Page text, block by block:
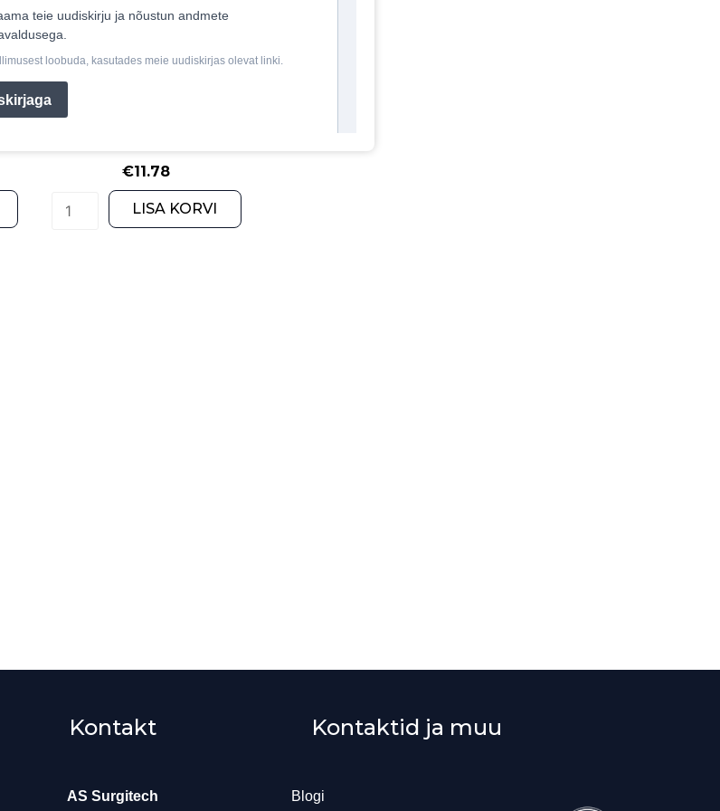
€11.78
SZAFRACEUM
LISA KORVI
Kontakt
AS Surgitech
Kontaktid ja muu
Blogi